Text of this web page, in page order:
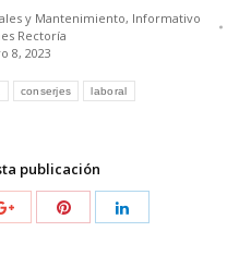
y Mantenimiento, Informativo
Rectoría
8, 2023
conserjes laboral
publicación